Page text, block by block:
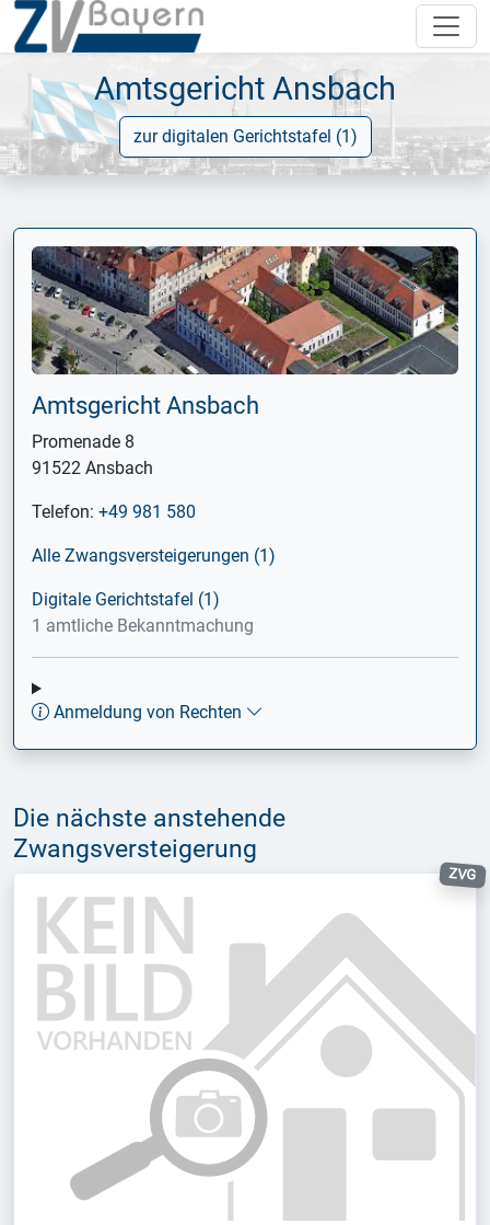
Amtsgericht Ansbach
zur digitalen Gerichtstafel (1)
Die nächste anstehende
Zwangsversteigerung
ZVG
Amtsgericht Ansbach
Promenade 8
91522 Ansbach
Telefon: +49 981 580
Alle Zwangsversteigerungen (1)
Digitale Gerichtstafel (1)
1 amtliche Bekanntmachung
Anmeldung von Rechten